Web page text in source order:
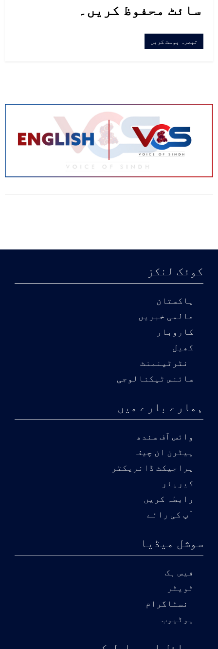
سائٹ محفوظ کریں۔
کوئک لنکز
پاکستان
عالمی خبریں
کاروبار
کھیل
انٹرٹینمنٹ
سائنس ٹیکنالوجی
ہمارے بارے میں
وائس آف سندھ
پیٹرن ان چیف
پراجیکٹ ڈائریکٹر
کیریئر
رابطہ کریں
آپ کی رائے
سوشل میڈیا
فیس بک
ٹویٹر
انسٹاگرام
یوٹیوب